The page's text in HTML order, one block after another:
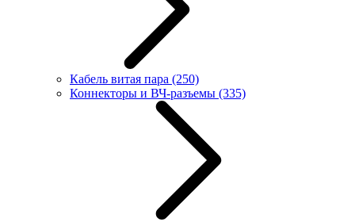
Кабель витая пара (250)
Коннекторы и ВЧ-разъемы (335)